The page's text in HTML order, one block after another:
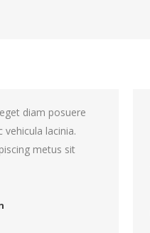
diam posuere
lacinia.
metus sit